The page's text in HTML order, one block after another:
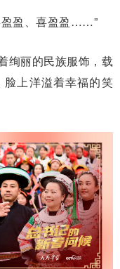
盈盈、喜盈盈……”
绚丽的民族服饰，载
上洋溢着幸福的笑